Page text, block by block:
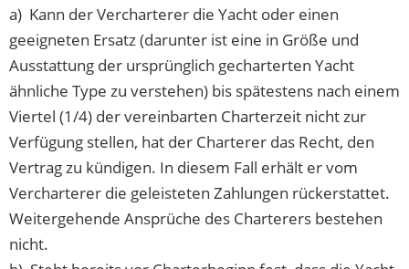
a) Kann der Vercharterer die Yacht oder einen
geeigneten Ersatz (darunter ist eine in Größe und
Ausstattung der ursprünglich gecharterten Yacht
ähnliche Type zu verstehen) bis spätestens nach einem
Viertel (1/4) der vereinbarten Charterzeit nicht zur
Verfügung stellen, hat der Charterer das Recht, den
Vertrag zu kündigen. In diesem Fall erhält er vom
Vercharterer die geleisteten Zahlungen rückerstattet.
Weitergehende Ansprüche des Charterers bestehen
nicht.